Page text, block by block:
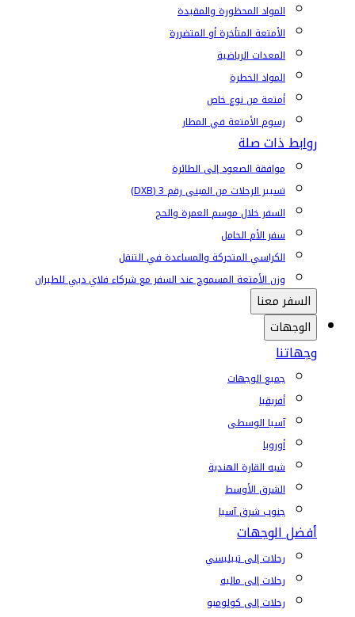
المواد المحظورة والمقيدة
الأمتعة المتأخرة أو المتضررة
المعدات الرياضية
المواد الخطرة
أمتعة من نوع خاص
رسوم الأمتعة في المطار
روابط ذات صلة
موافقة الصعود إلى الطائرة
تسيير الرحلات من المبنى رقم 3 (DXB)
السفر خلال موسم العمرة والحج
سفر الأم الحامل
الكراسي المتحركة والمساعدة في التنقل
وزن الأمتعة المسموح عند السفر مع شركاء فلاي دبي للطيران
السفر معنا
الوجهات
وجهاتنا
جميع الوجهات
أفريقيا
آسيا الوسطى
أوروبا
شبه القارة الهندية
الشرق الأوسط
جنوب شرق آسيا
أفضل الوجهات
رحلات إلى تبيليسي
رحلات إلى ماليه
رحلات إلى كولومبو